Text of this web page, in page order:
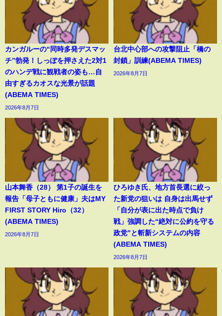
カンガルーの“同時多発デスマッ
チ”勃発！しっぽを押さえた2対1
のハンデ戦に観戦者の姿も…自
由すぎるカオスな光景が話題
(ABEMA TIMES)
2026年8月7日
台北中心部への攻撃阻止「橋の
封鎖」訓練(ABEMA TIMES)
2026年8月7日
山本舞香（28） 第1子の誕生を
報告「母子ともに健康」夫はMY
FIRST STORY Hiro（32）
(ABEMA TIMES)
2026年8月7日
ひろゆき氏、地方首長選に絞っ
た新党の狙いは 自身は出馬せず
「自分が表に出た時点で負け
戦」強調した“絶対に公約を守る
政党”と斬新システムの内容
(ABEMA TIMES)
2026年8月7日